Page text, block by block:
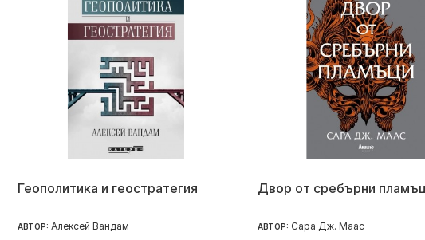
Геополитика и геостратегия
АВТОР: Алексей Вандам
Двор от сребърни
АВТОР: Сара Дж. Маас